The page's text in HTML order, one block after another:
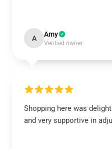
A Amy
Verified owner
Shopping here was
and very supportive in